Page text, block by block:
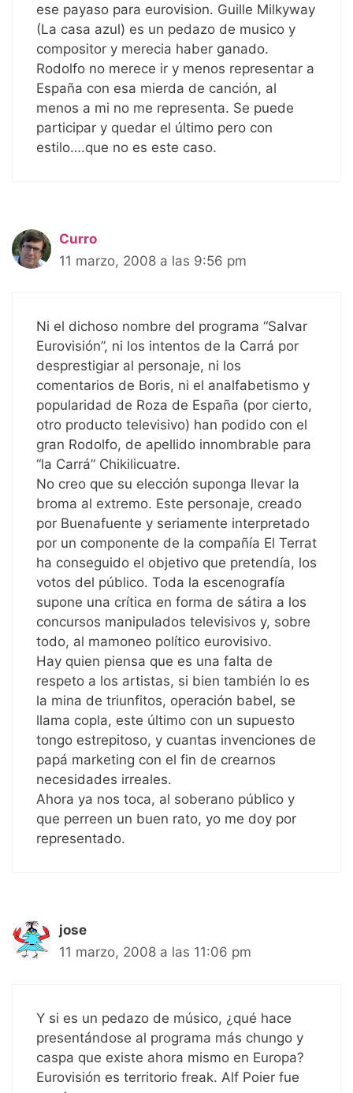
ese payaso para eurovision. Guille Milkyway
(La casa azul) es un pedazo de musico y
compositor y merecia haber ganado.
Rodolfo no merece ir y menos representar a
España con esa mierda de canción, al
menos a mi no me representa. Se puede
participar y quedar el último pero con
estilo….que no es este caso.
Curro
11 marzo, 2008 a las 9:56 pm
Ni el dichoso nombre del programa “Salvar
Eurovisión”, ni los intentos de la Carrá por
desprestigiar al personaje, ni los
comentarios de Boris, ni el analfabetismo y
popularidad de Roza de España (por cierto,
otro producto televisivo) han podido con el
gran Rodolfo, de apellido innombrable para
“la Carrá” Chikilicuatre.
No creo que su elección suponga llevar la
broma al extremo. Este personaje, creado
por Buenafuente y seriamente interpretado
por un componente de la compañía El Terrat
ha conseguido el objetivo que pretendía, los
votos del público. Toda la escenografía
supone una crítica en forma de sátira a los
concursos manipulados televisivos y, sobre
todo, al mamoneo político eurovisivo.
Hay quien piensa que es una falta de
respeto a los artistas, si bien también lo es
la mina de triunfitos, operación babel, se
llama copla, este último con un supuesto
tongo estrepitoso, y cuantas invenciones de
papá marketing con el fin de crearnos
necesidades irreales.
Ahora ya nos toca, al soberano público y
que perreen un buen rato, yo me doy por
representado.
jose
11 marzo, 2008 a las 11:06 pm
Y si es un pedazo de músico, ¿qué hace
presentándose al programa más chungo y
caspa que existe ahora mismo en Europa?
Eurovisión es territorio freak. Alf Poier fue